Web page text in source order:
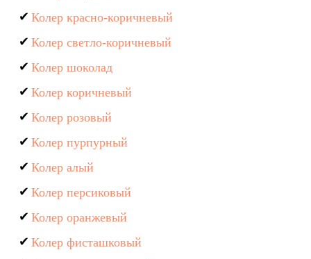
Колер красно-коричневый
Колер светло-коричневый
Колер шоколад
Колер коричневый
Колер розовый
Колер пурпурный
Колер алый
Колер персиковый
Колер оранжевый
Колер фисташковый